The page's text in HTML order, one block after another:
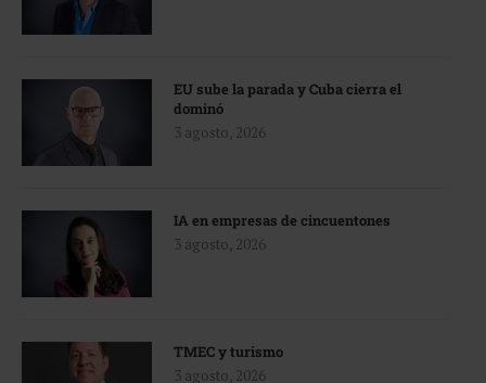
EU sube la parada y Cuba cierra el
dominó
3 agosto, 2026
IA en empresas de cincuentones
3 agosto, 2026
TMEC y turismo
3 agosto, 2026